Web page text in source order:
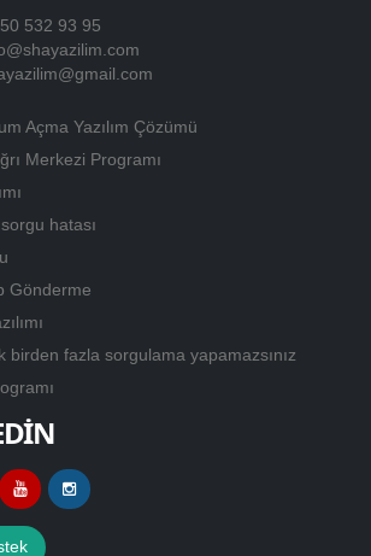
532 93 95
Açma Yazılım Çözümü
Merkezi Programı
hatası
Gönderme
birden fazla sorgulama yapamazsınız